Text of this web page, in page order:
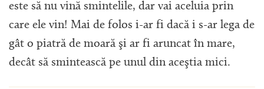
este să nu vină smintelile, dar vai aceluia prin
care ele vin! Mai de folos i-ar fi dacă i s-ar lega de
gât o piatră de moară şi ar fi aruncat în mare,
decât să smintească pe unul din aceştia mici.